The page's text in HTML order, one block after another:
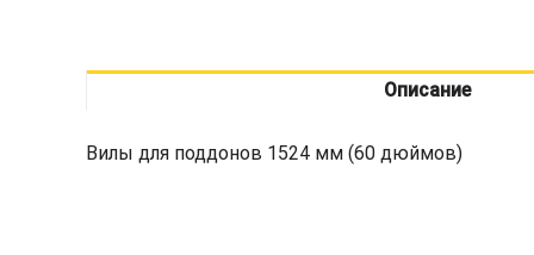
Описание
Вилы для поддонов 1524 мм (60 дюймов)